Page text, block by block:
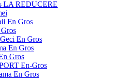
LA REDUCERE
En Gros
En Gros
En Gros
Gros
En-Gros
En Gros